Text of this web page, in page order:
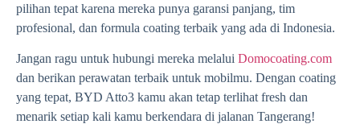
pilihan tepat karena mereka punya garansi panjang, tim
profesional, dan formula coating terbaik yang ada di Indonesia.
Jangan ragu untuk hubungi mereka melalui Domocoating.com
dan berikan perawatan terbaik untuk mobilmu. Dengan coating
yang tepat, BYD Atto3 kamu akan tetap terlihat fresh dan
menarik setiap kali kamu berkendara di jalanan Tangerang!